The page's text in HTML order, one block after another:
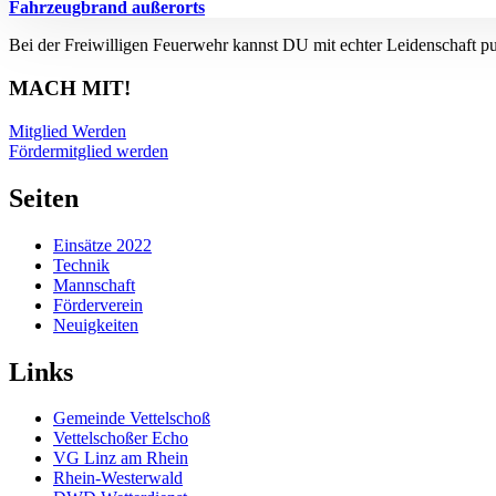
Fahrzeugbrand außerorts
Bei der Freiwilligen Feuerwehr kannst DU mit echter Leidenschaft
MACH MIT!
Mitglied Werden
Fördermitglied werden
Seiten
Einsätze 2022
Technik
Mannschaft
Förderverein
Neuigkeiten
Links
Gemeinde Vettelschoß
Vettelschoßer Echo
VG Linz am Rhein
Rhein-Westerwald